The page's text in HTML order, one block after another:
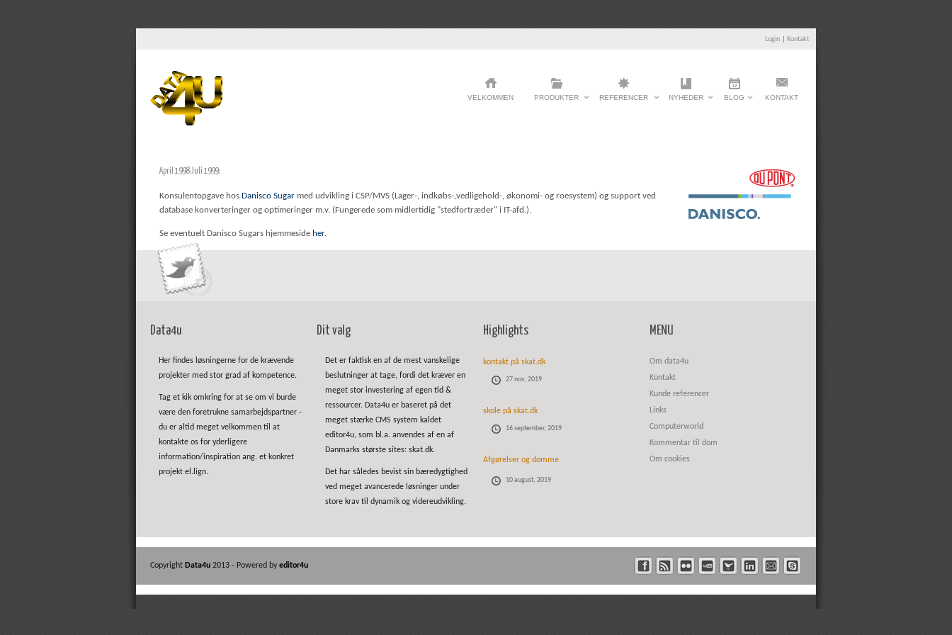
Login Kontakt
VELKOMMEN PRODUKTER REFERENCER NYHEDER BLOG KONTAKT
April 1998-Juli 1999:
Konsulentopgave hos Danisco Sugar med udvikling i CSP/MVS (Lager-, indkøbs-,vedligehold-, økonomi- og roesystem) og support ved
database konverteringer og optimeringer m.v. (Fungerede som midlertidig "stedfortræder" i IT-afd.).
Se eventuelt Danisco Sugars hjemmeside her.
Data4u
Her findes løsningerne for de krævende
projekter med stor grad af kompetence.
Tag et kik omkring for at se om vi burde
være den foretrukne samarbejdspartner -
du er altid meget velkommen til at
kontakte os for yderligere
information/inspiration ang. et konkret
projekt el.lign.
Dit valg
Det er faktisk en af de mest vanskelige
beslutninger at tage, fordi det kræver en
meget stor investering af egen tid &
ressourcer. Data4u er baseret på det
meget stærke CMS system kaldet
editor4u, som bl.a. anvendes af en af
Danmarks største sites: skat.dk.
Det har således bevist sin bæredygtighed
ved meget avancerede løsninger under
store krav til dynamik og videreudvikling.
Highlights
kontakt på skat.dk
27 nov, 2019
skole på skat.dk
16 september, 2019
Afgørelser og domme
10 august, 2019
MENU
Om data4u
Kontakt
Kunde referencer
Links
Computerworld
Kommentar til dom
Om cookies
Copyright Data4u 2013 - Powered by editor4u